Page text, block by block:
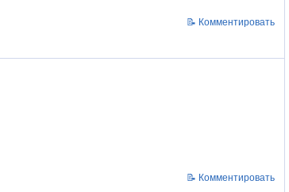
📝 Комментировать
📝 Комментировать